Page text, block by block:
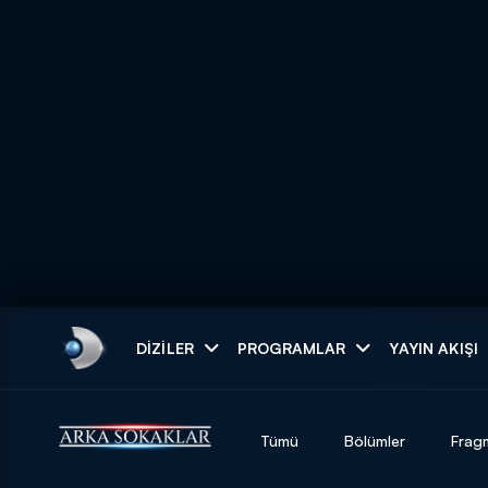
DIZILER PROGRAMLAR YAYIN AKIŞI
Tümü Bölümler